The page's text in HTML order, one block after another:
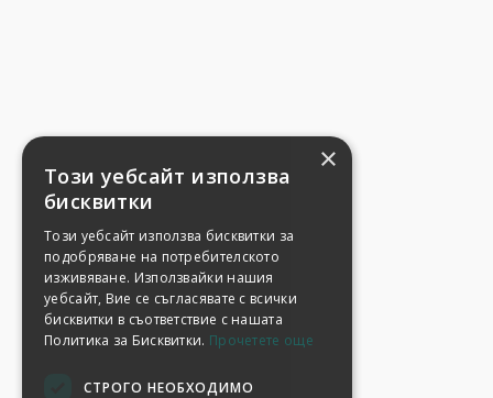
×
Този уебсайт използва
бисквитки
Този уебсайт използва бисквитки за
подобряване на потребителското
изживяване. Използвайки нашия
уебсайт, Вие се съгласявате с всички
бисквитки в съответствие с нашата
Политика за Бисквитки. Прочетете още
СТРОГО НЕОБХОДИМО